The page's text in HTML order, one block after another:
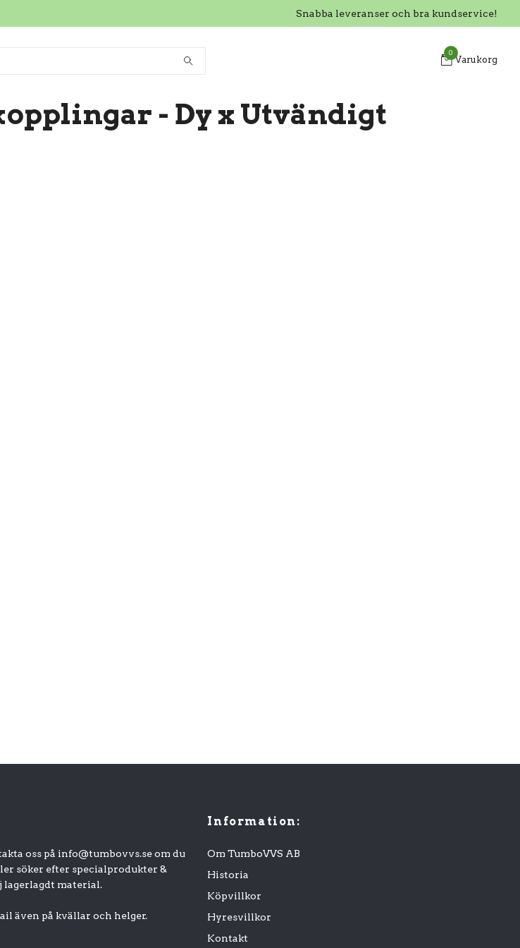
Snabba leveranser och bra kundservice!
0
Varukorg
- Dy x Utvändigt
oss på info@tumbovvs.seom du
söker efter specialprodukter &
lagerlagdt material.
även på kvällar och helger.
Information:
Om TumboVVS AB
Historia
Köpvillkor
Hyresvillkor
Kontakt